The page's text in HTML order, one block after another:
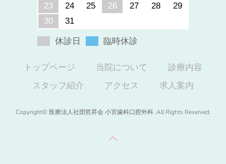
23
24 25 26 27 28
29
30
31
休診日 臨時休診
トップページ 当院について
診療内容
スタッフ紹介
アクセス 求人案内
Copyright© 医療法人社団哲昇会 小宮歯科口腔外科 .All Rights Reserved.